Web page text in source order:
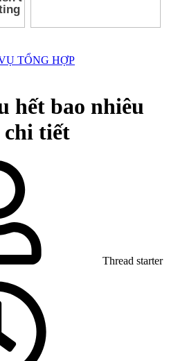
TỔNG HỢP
hết bao nhiêu
chi tiết
Thread starter